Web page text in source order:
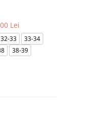
Lei
32-33
33-34
38-39